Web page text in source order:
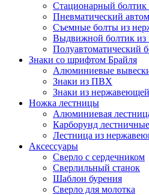
Стационарный
Пневматический
Съемные болты из
Выдвижной болтик из
Полуавтоматический
Знаки со шрифтом Брайля
Алюминиевые
Знаки из ПВХ
Знаки из
Ножка лестницы
Алюминиевая
Карборунд
Лестница из
Аксессуары
Сверло с сердечником
Сверлильный станок
Шаблон бурения
Сверло для молотка